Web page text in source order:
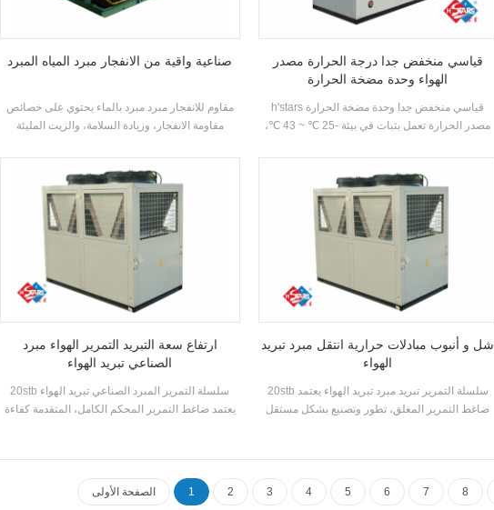
صناعية واقية من الانفجار مبرد المياه المبرد
مقاوم للانفجار مبرد مبرد بالماء يحتوي على خصائص
مقاومة الانفجار، وزيادة السلامة، والزيت المليئة
محكم، إلخ، وهو مناسب لبيئة الفضاء الداخلي المغلقة
قياسي منخفض جدا درجة الحرارة مصدر
الهواء وحدة مضخة الحرارة
h'stars قياسي منخفض جدا وحدة مضخة الحرارة
مصدر الحرارة تعمل بثبات في بيئة -25 ℃ ~ 43 ℃،
و 55 ° C المياه الساخنة مستعدة لتلبية الطلب على
الماء الساخن بين 35-55 ° مئترا. وظيفة التدفئة،
مناسبة لتوريد الهواء المباشر أو الإشعاع الأرضي
التدفئة.
ارتفاع سعة التبريد التمرير الهواء مبرد
الصناعي تبريد الهواء
20stb سلسلة التمرير المبرد الصناعي تبريد الهواء
يعتمد ضاغط التمرير المحكم الكامل، المتقدمة كفاءة
مستويات
شل و أنبوب مبادلات حرارية انتقل مبرد تبريد
الهواء
20stb سلسلة التمرير تبريد مبرد تبريد الهواء يعتمد
ضاغط التمرير المغلق، تطور وتصنيع بشكل مستقل
الصفحة الأولى 1 2 3 4 5 6 7 8